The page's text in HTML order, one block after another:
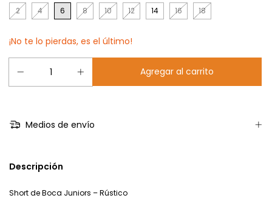
2
4 6 8 10 12 14 16 18
¡No te lo pierdas, es el último!
Medios de envío
Descripción
Short de Boca Juniors – Rústico